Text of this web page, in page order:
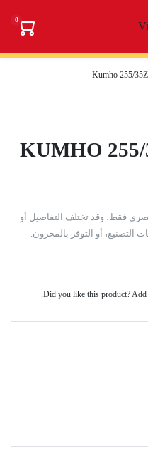
0
Kumho 255/
KUMHO 255/
فقط، وقد تختلف التفاصيل أو
التصنيع، أو التوفر بالمخزون.
Did you like this product?